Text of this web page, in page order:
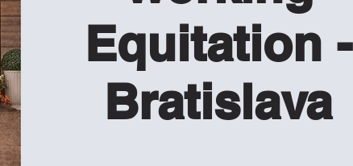
Equitation -
Bratislava